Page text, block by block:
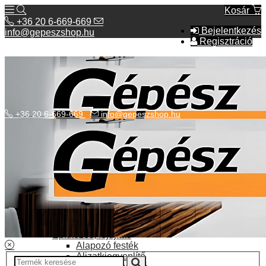
Kosár
Bejelentkezés
Regisztráció
+36 20 6-669-669
info@gepeszshop.hu
Kategóriák menü
Bolhapiac
Elektromos fűtés
Építkezés, fejújítás
Alapozó festék
Aljzatkiegyenlítő
+36 20 6-669-669 info@gepeszshop.hu